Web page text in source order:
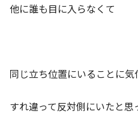
他に誰も目に入らなくて
同じ立ち位置にいることに気
すれ違って反対側にいたと思